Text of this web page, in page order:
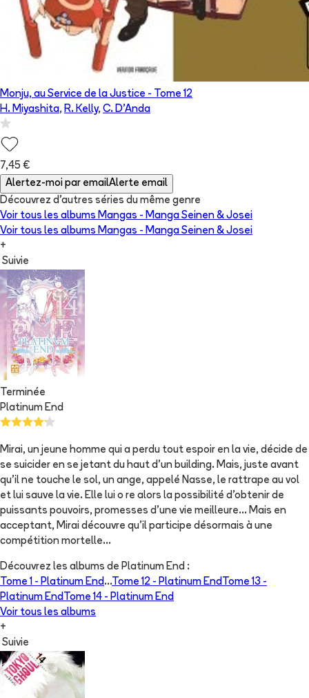
Monju, au Service de la Justice - Tome 12
H. Miyashita, R. Kelly, C. D'Anda
7,45 €
Alertez-moi par emailAlerte email
Découvrez d'autres séries du même genre
Voir tous les albums Mangas - Manga Seinen & Josei
Voir tous les albums Mangas - Manga Seinen & Josei
+
Suivie
Terminée
Platinum End
Mirai, un jeune homme qui a perdu tout espoir en la vie, décide de
se suicider en se jetant du haut d’un building. Mais, juste avant
qu’il ne touche le sol, un ange, appelé Nasse, le rattrape au vol
et lui sauve la vie. Elle lui o re alors la possibilité d’obtenir de
puissants pouvoirs, promesses d’une vie meilleure... Mais en
acceptant, Mirai découvre qu’il participe désormais à une
compétition mortelle...
Découvrez les albums de Platinum End :
Tome 1 - Platinum End...Tome 12 - Platinum End Tome 13 -
Platinum End Tome 14 - Platinum End
Voir tous les albums
+
Suivie